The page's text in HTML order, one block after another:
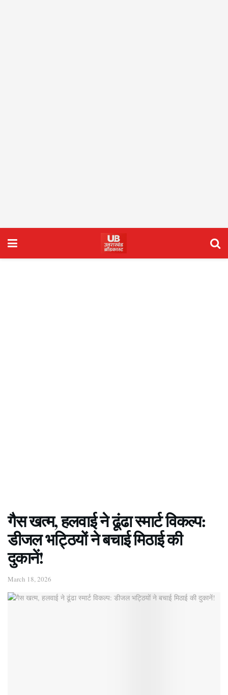
गैस खत्म, हलवाई ने ढूंढा स्मार्ट विकल्प:
डीजल भट्ठियों ने बचाई मिठाई की
दुकानें!
March 18, 2026